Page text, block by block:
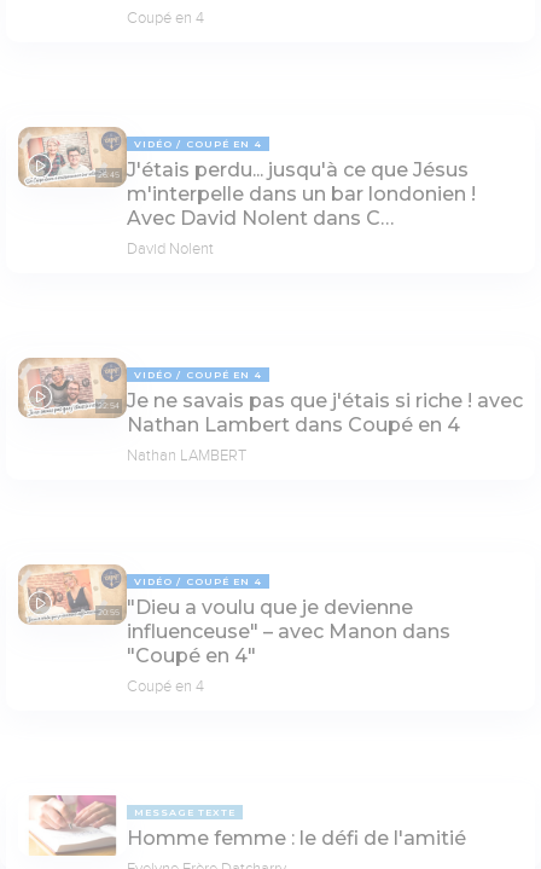
Coupé en 4
26:45
VIDÉO COUPÉ EN 4
J'étais perdu... jusqu'à ce que Jésus
m'interpelle dans un bar londonien !
Avec David Nolent dans C…
David Nolent
22:54
VIDÉO COUPÉ EN 4
Je ne savais pas que j'étais si riche ! avec
Nathan Lambert dans Coupé en 4
Nathan LAMBERT
20:55
VIDÉO COUPÉ EN 4
"Dieu a voulu que je devienne
influenceuse" – avec Manon dans
"Coupé en 4"
Coupé en 4
MESSAGE TEXTE
Homme femme : le défi de l'amitié